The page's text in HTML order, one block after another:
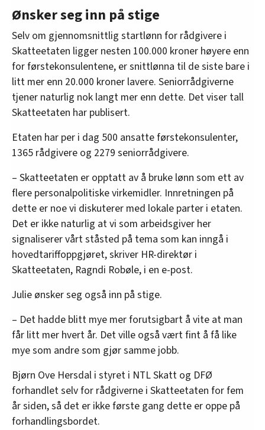
Ønsker seg inn på stige
Selv om gjennomsnittlig startlønn for rådgivere i
Skatteetaten ligger nesten 100.000 kroner høyere enn
for førstekonsulentene, er snittlønna til de siste bare i
litt mer enn 20.000 kroner lavere. Seniorrådgiverne
tjener naturlig nok langt mer enn dette. Det viser tall
Skatteetaten har publisert.
Etaten har per i dag 500 ansatte førstekonsulenter,
1365 rådgivere og 2279 seniorrådgivere.
– Skatteetaten er opptatt av å bruke lønn som ett av
flere personalpolitiske virkemidler. Innretningen på
dette er noe vi diskuterer med lokale parter i etaten.
Det er ikke naturlig at vi som arbeidsgiver her
signaliserer vårt ståsted på tema som kan inngå i
hovedtariffoppgjøret, skriver HR-direktør i
Skatteetaten, Ragndi Robøle, i en e-post.
Julie ønsker seg også inn på stige.
– Det hadde blitt mye mer forutsigbart å vite at man
får litt mer hvert år. Det ville også vært fint å få like
mye som andre som gjør samme jobb.
Bjørn Ove Hersdal i styret i NTL Skatt og DFØ
forhandlet selv for rådgiverne i Skatteetaten for fem
år siden, så det er ikke første gang dette er oppe på
forhandlingsbordet.